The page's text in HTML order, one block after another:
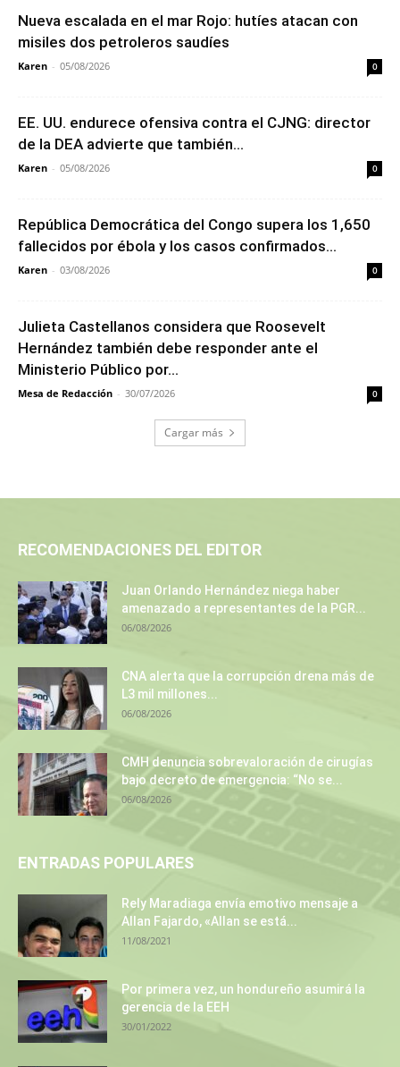
Nueva escalada en el mar Rojo: hutíes atacan con
misiles dos petroleros saudíes
Karen - 05/08/2026 0
EE. UU. endurece ofensiva contra el CJNG: director
de la DEA advierte que también...
Karen - 05/08/2026 0
República Democrática del Congo supera los 1,650
fallecidos por ébola y los casos confirmados...
Karen - 03/08/2026 0
Julieta Castellanos considera que Roosevelt
Hernández también debe responder ante el
Ministerio Público por...
Mesa de Redacción - 30/07/2026 0
Cargar más
RECOMENDACIONES DEL EDITOR
Juan Orlando Hernández niega haber
amenazado a representantes de la PGR...
06/08/2026
CNA alerta que la corrupción drena más de
L3 mil millones...
06/08/2026
CMH denuncia sobrevaloración de cirugías
bajo decreto de emergencia: “No se...
06/08/2026
ENTRADAS POPULARES
Rely Maradiaga envía emotivo mensaje a
Allan Fajardo, «Allan se está...
11/08/2021
Por primera vez, un hondureño asumirá la
gerencia de la EEH
30/01/2022